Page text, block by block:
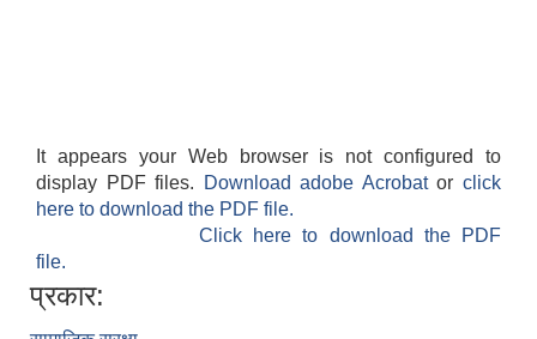
It appears your Web browser is not configured to
display PDF files.
Download adobe Acrobatorclick
here to download the PDF file.
Click here to download the PDF
file.
प्रकार: